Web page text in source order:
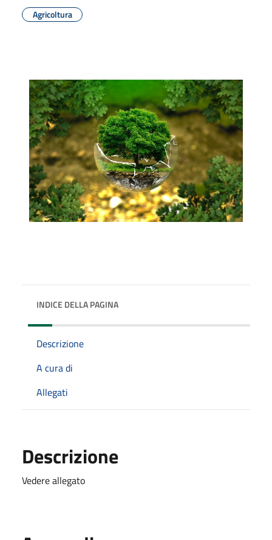
Agricoltura
INDICE DELLA PAGINA
Descrizione
A cura di
Allegati
Descrizione
Vedere allegato